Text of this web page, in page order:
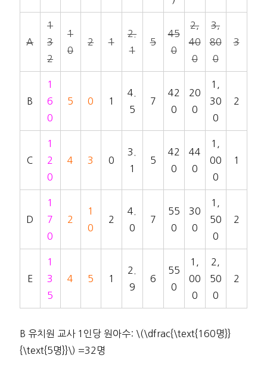
A
1
3
2
1
0
2 1
2.
1
5
45
0
2,
40
0
3,
80
0
3
B
1
6
0
5 0 1
4.
5
7
42
0
20
0
1,
30
0
2
C
1
2
0
4 3 0
3.
1
5
42
0
44
0
1,
00
0
1
D
1
7
0
2
1
0
2
4.
0
7
55
0
30
0
1,
50
0
2
E
1
3
5
4 5 1
2.
9
6
55
0
1,
00
0
2,
50
0
2
B 유치원 교사 1인당 원아수: \(\dfrac{\text{160명}}
{\text{5명}}\) =32명